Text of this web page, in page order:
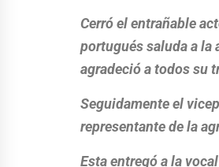
Cerró el entrañable
portugués saluda a la
agradeció a todos su
Seguidamente el
representante de la
Esta entregó a la